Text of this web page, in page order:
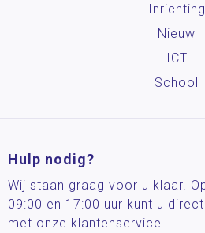
Inrichting
Nieuw
ICT
School
Hulp nodig?
Wij staan graag voor u klaar.
09:00 en 17:00 uur kunt u
met onze klantenservice.